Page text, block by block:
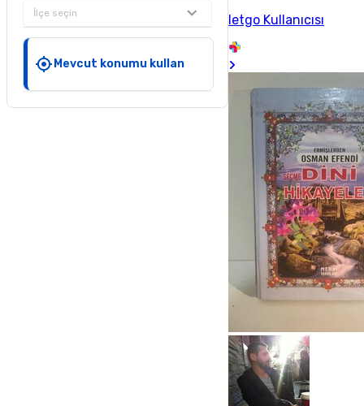
İlçe seçin
Mevcut konumu kullan
letgo Kullanıcısı